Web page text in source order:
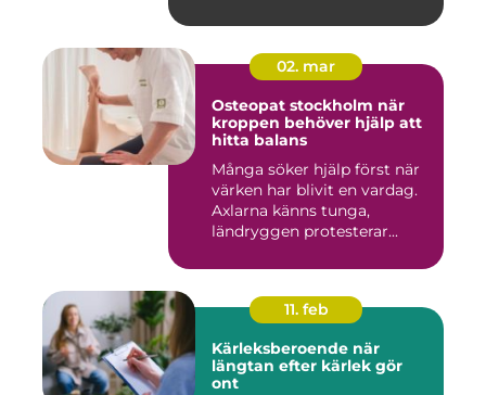
02. mar
Osteopat stockholm när
kroppen behöver hjälp att
hitta balans
Många söker hjälp först när
värken har blivit en vardag.
Axlarna känns tunga,
ländryggen protesterar...
11. feb
Kärleksberoende när
längtan efter kärlek gör
ont